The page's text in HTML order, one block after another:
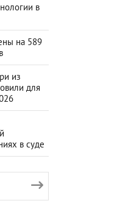
в
на 589
из
для
в суде